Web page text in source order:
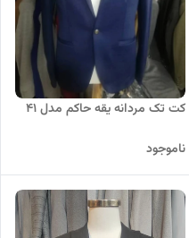
کت تک مردانه یقه حاکم مدل 41
ناموجود